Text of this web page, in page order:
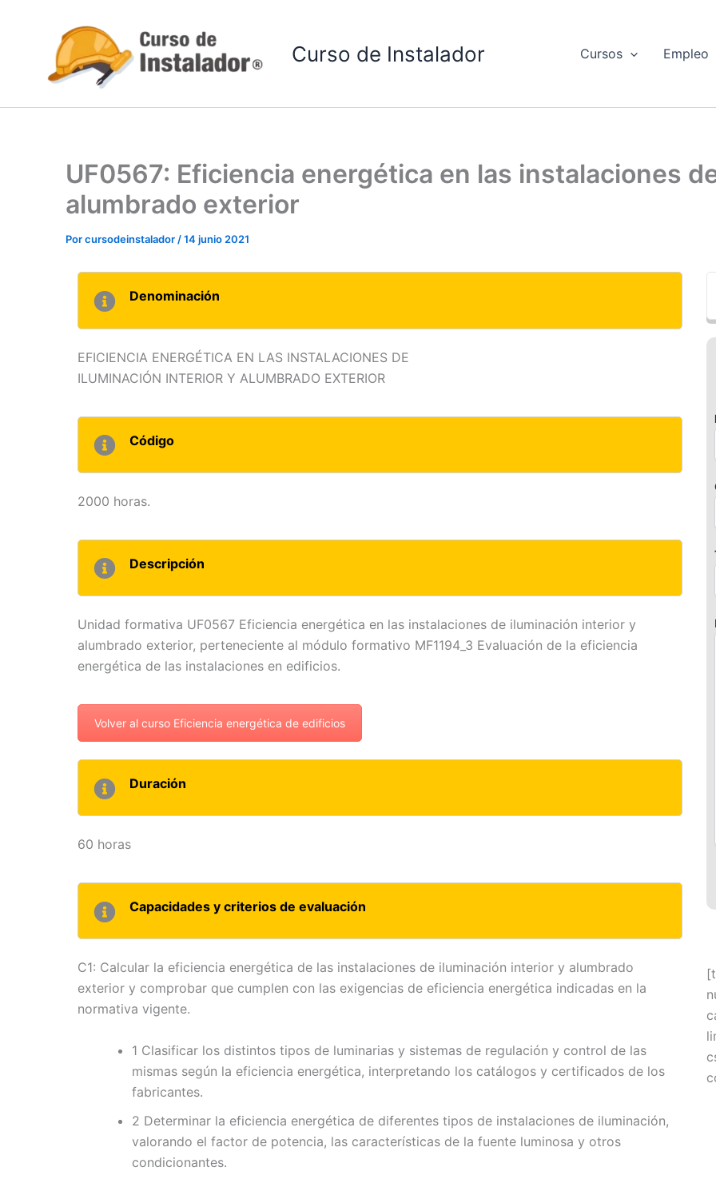
contenido
Curso de Instalador Cursos Empleo
UF0567: Eficiencia energética en las instalaciones
alumbrado exterior
Porcursodeinstalador/14 junio 2021
Denominación
EFICIENCIA ENERGÉTICA EN LAS INSTALACIONES DE
ILUMINACIÓN INTERIOR Y ALUMBRADO EXTERIOR
Código
2000 horas.
Descripción
Unidad formativa UF0567 Eficiencia energética en las instalaciones de iluminación interior y
alumbrado exterior, perteneciente al módulo formativo MF1194_3 Evaluación de la eficiencia
energética de las instalaciones en edificios.
Volver al curso Eficiencia energética de edificios
Duración
60 horas
Capacidades y criterios de evaluación
C1: Calcular la eficiencia energética de las instalaciones de iluminación interior y alumbrado
exterior y comprobar que cumplen con las exigencias de eficiencia energética indicadas en la
normativa vigente.
1 Clasificar los distintos tipos de luminarias y sistemas de regulación y control de las
mismas según la eficiencia energética, interpretando los catálogos y certificados de los
fabricantes.
2 Determinar la eficiencia energética de diferentes tipos de instalaciones de iluminación,
valorando el factor de potencia, las características de la fuente luminosa y otros
condicionantes.